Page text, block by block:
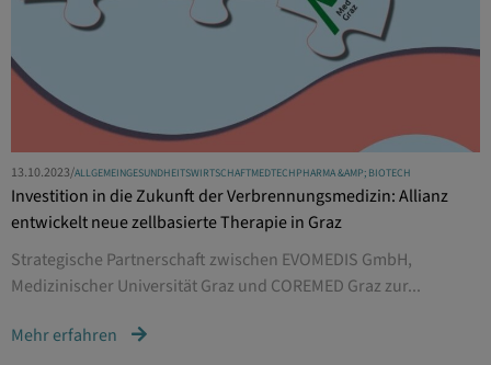
13.10.2023/ALLGEMEINGESUNDHEITSWIRTSCHAFTMEDTECHPHARMA &AMP; BIOTECH
Investition in die Zukunft der Verbrennungsmedizin: Allianz
entwickelt neue zellbasierte Therapie in Graz
Strategische Partnerschaft zwischen EVOMEDIS GmbH,
Medizinischer Universität Graz und COREMED Graz zur...
Mehr erfahren